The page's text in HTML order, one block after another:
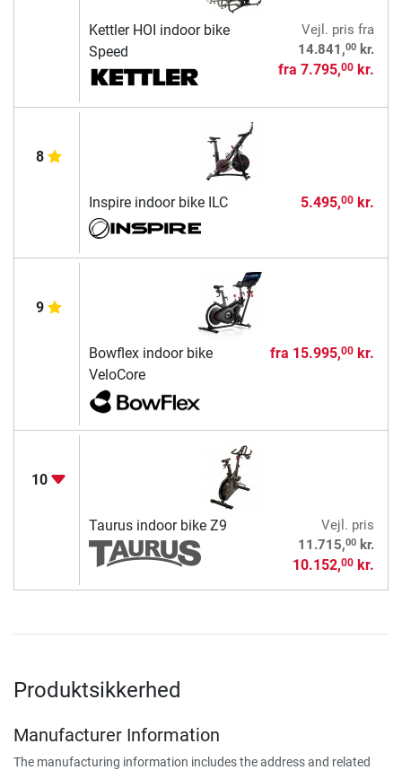
Kettler HOI indoor bike
Speed
Vejl. pris fra
14.841,00kr.
fra 7.795,00kr.
8
Inspire indoor bike ILC 5.495,00kr.
9
Bowflex indoor bike
VeloCore
fra 15.995,00kr.
10
Taurus indoor bike Z9
Vejl. pris
11.715,00kr.
10.152,00kr.
Produktsikkerhed
Manufacturer Information
The manufacturing information includes the address and related